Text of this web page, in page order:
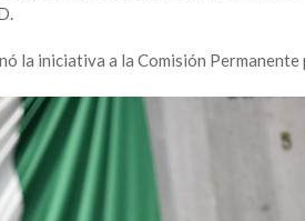
la iniciativa a la Comisión Permanente